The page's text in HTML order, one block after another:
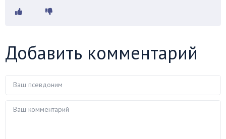
Добавить комментарий